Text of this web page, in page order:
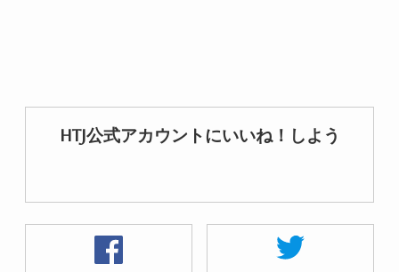
HTJ公式アカウントにいいね！しよう